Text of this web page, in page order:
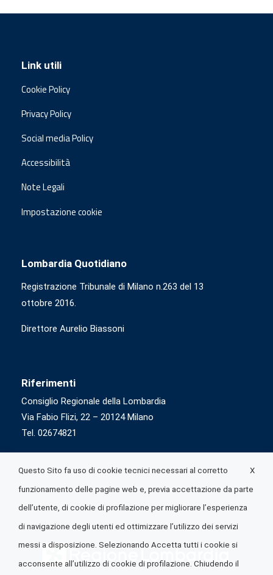
Link utili
Cookie Policy
Privacy Policy
Social media Policy
Accessibilità
Note Legali
Impostazione cookie
Lombardia Quotidiano
Registrazione Tribunale di Milano n.263 del 13
ottobre 2016.
Direttore Aurelio Biassoni
Riferimenti
Consiglio Regionale della Lombardia
Via Fabio Flizi, 22 – 20124 Milano
Tel. 02674821
X
Questo Sito fa uso di cookie tecnici necessari al corretto
funzionamento delle pagine web e, previa accettazione da parte
dell’utente, di cookie di profilazione per migliorare l’esperienza
di navigazione degli utenti ed ottimizzare l’utilizzo dei servizi
messi a disposizione. Selezionando Accetta tutti i cookie si
acconsente all’utilizzo di cookie di profilazione. Chiudendo il